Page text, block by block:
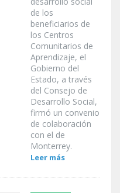
de los
beneficiarios de
los Centros
Comunitarios de
Aprendizaje, el
Gobierno del
Estado, a través
del Consejo de
Desarrollo Social,
firmó un convenio
de colaboración
con el de
Monterrey.
Leer más